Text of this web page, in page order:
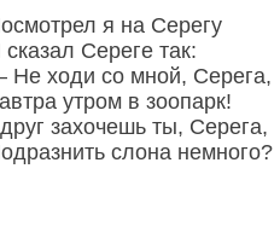
я на Серегу
сказал Сереге так:
Не ходи со мной, Серега,
утром в зоопарк!
захочешь ты, Серега,
слона немного?